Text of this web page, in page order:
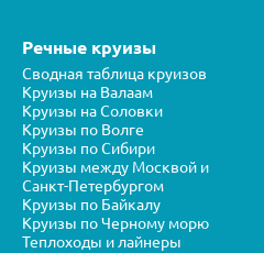
Речные круизы
Сводная таблица круизов
Круизы на Валаам
Круизы на Соловки
Круизы по Волге
Круизы по Сибири
Круизы между Москвой и
Санкт-Петербургом
Круизы по Байкалу
Круизы по Черному морю
Теплоходы и лайнеры